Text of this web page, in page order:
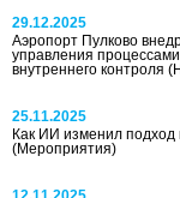
29.12.2025
Аэропорт Пулково
управления процессами
внутреннего контроля
25.11.2025
Как ИИ изменил подход
(Мероприятия)